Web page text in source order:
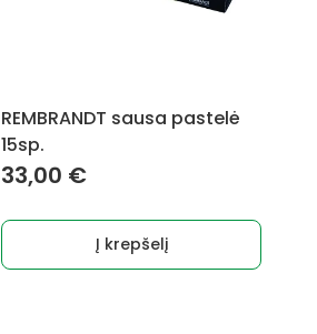
REMBRANDT sausa pastelė
15sp.
33,00 €
Į krepšelį